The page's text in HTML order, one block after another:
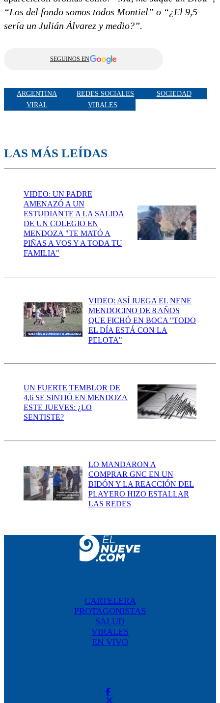
“Los del fondo somos todos Montiel” o “¿El 9,5
sería un Julián Álvarez y medio?”.
SEGUINOS EN
ARGENTINA REDES SOCIALES
SOCIEDAD
VIRAL
VIRALES
LAS MÁS LEÍDAS
VIDEO: UN PADRE
AMENAZÓ A UN
ESTUDIANTE A LA SALIDA
DE UN COLEGIO EN
MENDOZA "TE MATÓ A
PIÑAS A VOS Y A TODA TU
FAMILIA"
VIDEO: ASÍ JUEGA EL NENE
MENDOCINO DE 8 AÑOS
QUE FICHÓ EN BOCA "TODO
EL DÍA ESTÁ CON LA
PELOTA"
UN FUERTE TEMBLOR DE
4,6 SE SINTIÓ EN MENDOZA
ESTE JUEVES: ¿LO
SENTISTE?
LO MANDARON A
COMPRAR GNC EN UN
BIDÓN Y LA REACCIÓN DEL
PLAYERO HIZO ESTALLAR
LAS REDES
CARTELERA
PROTAGONISTAS
SALUD
VIRALES
EN VIVO